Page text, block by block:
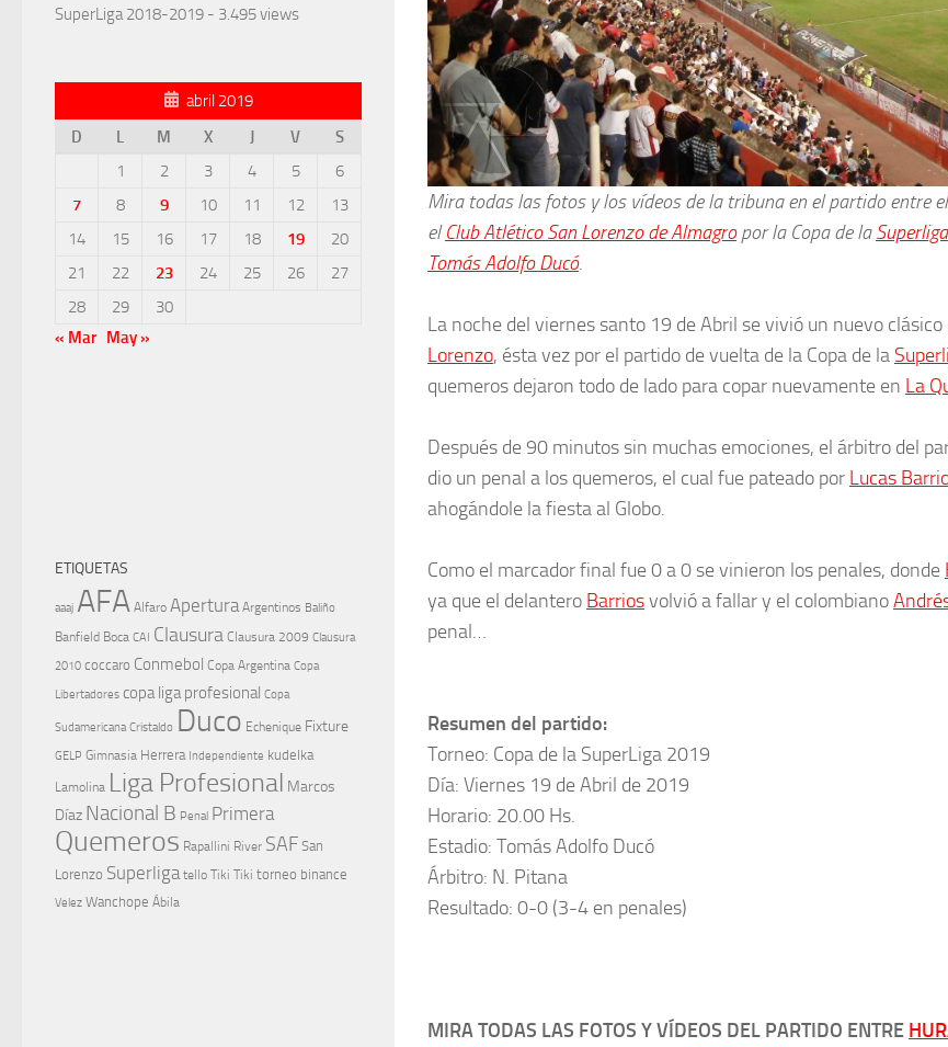
Mira todas las fotos y los vídeos de la tribuna en el partido entre
elClub Atlético San Lorenzo de Almagropor la Copa de laSuperliga
Tomás Adolfo Ducó.
La noche del viernes santo 19 de Abril se vivió un nuevo
Lorenzo, ésta vez por el partido de vuelta de la Copa de la
quemeros dejaron todo de lado para copar nuevamente en La
Después de 90 minutos sin muchas emociones, el árbitro del
dio un penal a los quemeros, el cual fue pateado por Lucas
ahogándole la fiesta al Globo.
Como el marcador final fue 0 a 0 se vinieron los penales, donde
ya que el delantero Barriosvolvió a fallar y el colombiano
penal…
Resumen del partido:
Torneo: Copa de la SuperLiga 2019
Día: Viernes 19 de Abril de 2019
Horario: 20.00 Hs.
Estadio: Tomás Adolfo Ducó
Árbitro: N. Pitana
Resultado: 0-0 (3-4 en penales)
MIRA TODAS LAS FOTOS Y VÍDEOS DEL PARTIDO ENTRE
SuperLiga 2018-2019 - 3.495 views
abril 2019
D
L M X J V
S
1
2 3 4 5
6
7
8 9 10 11 12
13
14
15 16 17 18 19
20
21
22 23 24 25 26
27
28
29
30
« Mar May »
ETIQUETAS
aaaj AFA Alfaro Apertura Argentinos Baliño
Banfield Boca CAI Clausura Clausura 2009 Clausura
2010 coccaro Conmebol Copa Argentina Copa
Libertadores copa liga profesional Copa
Sudamericana Cristaldo Duco Echenique Fixture
GELP Gimnasia Herrera Independiente kudelka
Lamolina Liga Profesional Marcos
Díaz Nacional B Penal Primera
Quemeros Rapallini River SAF San
Lorenzo Superliga tello Tiki Tiki torneo binance
Velez Wanchope Ábila